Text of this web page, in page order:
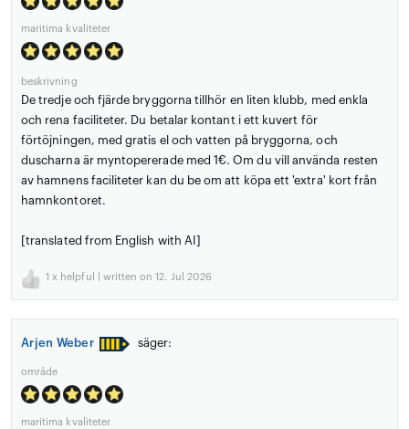
maritima kvaliteter
beskrivning
De tredje och fjärde bryggorna tillhör en liten klubb, med enkla
och rena faciliteter. Du betalar kontant i ett kuvert för
förtöjningen, med gratis el och vatten på bryggorna, och
duscharna är myntopererade med 1€. Om du vill använda resten
av hamnens faciliteter kan du be om att köpa ett 'extra' kort från
hamnkontoret.
[translated from English with AI]
1 x helpful | written on 12. Jul 2026
Arjen Weber säger:
område
maritima kvaliteter